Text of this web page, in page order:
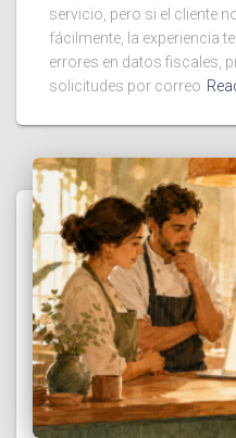
servicio, pero si el cliente
fácilmente, la experiencia
errores en datos fiscales,
solicitudes por correo